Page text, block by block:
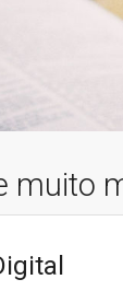
muito